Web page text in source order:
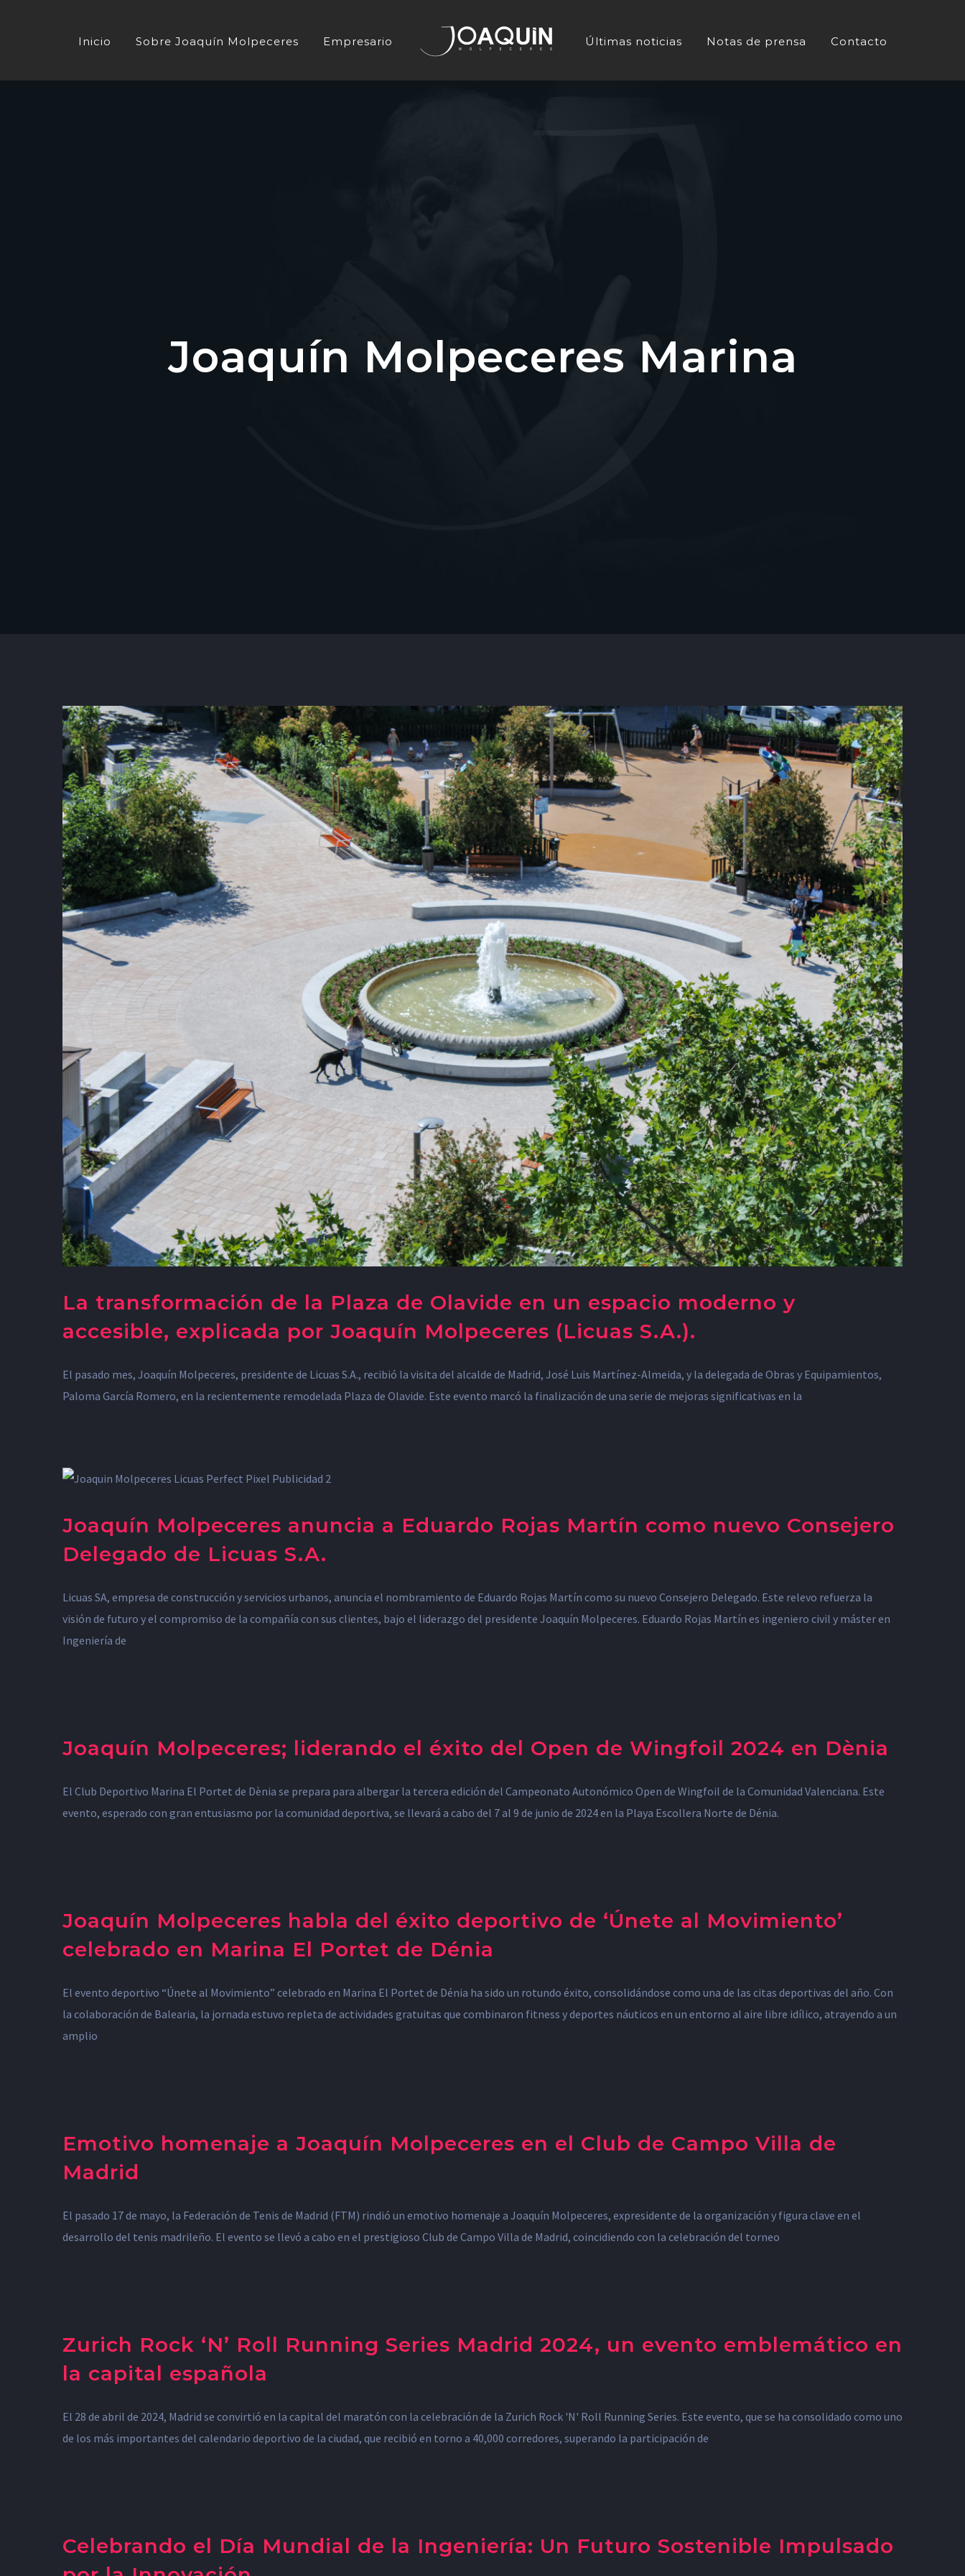
Inicio Sobre Joaquín Molpeceres Empresario Últimas noticias Notas de prensa Contacto
Joaquín Molpeceres Marina
La transformación de la Plaza de Olavide en un espacio moderno y
accesible, explicada por Joaquín Molpeceres (Licuas S.A.).
El pasado mes, Joaquín Molpeceres, presidente de Licuas S.A., recibió la visita del alcalde de Madrid, José Luis Martínez-Almeida, y la delegada de Obras y Equipamientos,
Paloma García Romero, en la recientemente remodelada Plaza de Olavide. Este evento marcó la finalización de una serie de mejoras significativas en la
Joaquín Molpeceres anuncia a Eduardo Rojas Martín como nuevo Consejero
Delegado de Licuas S.A.
Licuas SA, empresa de construcción y servicios urbanos, anuncia el nombramiento de Eduardo Rojas Martín como su nuevo Consejero Delegado. Este relevo refuerza la
visión de futuro y el compromiso de la compañía con sus clientes, bajo el liderazgo del presidente Joaquín Molpeceres. Eduardo Rojas Martín es ingeniero civil y máster en
Ingeniería de
Joaquín Molpeceres; liderando el éxito del Open de Wingfoil 2024 en Dènia
El Club Deportivo Marina El Portet de Dènia se prepara para albergar la tercera edición del Campeonato Autonómico Open de Wingfoil de la Comunidad Valenciana. Este
evento, esperado con gran entusiasmo por la comunidad deportiva, se llevará a cabo del 7 al 9 de junio de 2024 en la Playa Escollera Norte de Dénia.
Joaquín Molpeceres habla del éxito deportivo de ‘Únete al Movimiento’
celebrado en Marina El Portet de Dénia
El evento deportivo “Únete al Movimiento” celebrado en Marina El Portet de Dénia ha sido un rotundo éxito, consolidándose como una de las citas deportivas del año. Con
la colaboración de Balearia, la jornada estuvo repleta de actividades gratuitas que combinaron fitness y deportes náuticos en un entorno al aire libre idílico, atrayendo a un
amplio
Emotivo homenaje a Joaquín Molpeceres en el Club de Campo Villa de
Madrid
El pasado 17 de mayo, la Federación de Tenis de Madrid (FTM) rindió un emotivo homenaje a Joaquín Molpeceres, expresidente de la organización y figura clave en el
desarrollo del tenis madrileño. El evento se llevó a cabo en el prestigioso Club de Campo Villa de Madrid, coincidiendo con la celebración del torneo
Zurich Rock ‘N’ Roll Running Series Madrid 2024, un evento emblemático en
la capital española
El 28 de abril de 2024, Madrid se convirtió en la capital del maratón con la celebración de la Zurich Rock 'N' Roll Running Series. Este evento, que se ha consolidado como uno
de los más importantes del calendario deportivo de la ciudad, que recibió en torno a 40,000 corredores, superando la participación de
Celebrando el Día Mundial de la Ingeniería: Un Futuro Sostenible Impulsado